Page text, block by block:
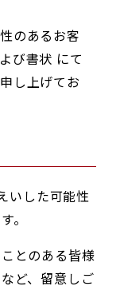
のあるお客
び書状 にて
し上げてお
いした可能性
。
とのある皆様
ど、留意しご